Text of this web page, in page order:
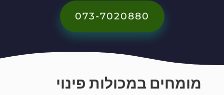
073-7020880
מומחים במכולות פינוי